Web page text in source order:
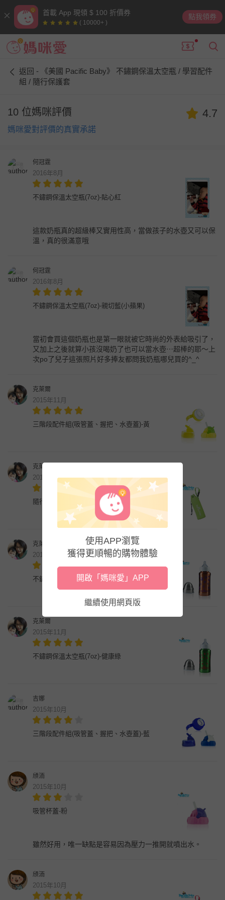
首載 App 現領 $ 100 折價券
( 10000+ )
點我領券
返回 - 《美國 Pacific Baby》 不鏽鋼保溫太空瓶 / 學習配件
組 / 隨行保護套
10 位媽咪評價
媽咪愛對評價的真實承諾
4.7
何冠霆
2016年8月
不鏽鋼保溫太空瓶(7oz)-貼心紅
這款奶瓶真的超級棒又實用性高，當做孩子的水壺又可以保
溫，真的很滿意哦
何冠霆
2016年8月
不鏽鋼保溫太空瓶(7oz)-親切藍(小蘋果)
當初會買這個奶瓶也是第一眼就被它時尚的外表給吸引了，
又加上之後就算小孩沒喝奶了也可以當水壺⋯超棒的耶～上
次po了兒子這張照片好多捧友都問我奶瓶哪兒買的^_^
克萊爾
2015年11月
三階段配件組(吸管蓋、握把、水壺蓋)-黃
克萊爾
2015年11月
隨行保護套-綠
克萊爾
2015年11月
不鏽鋼保溫太空瓶(7oz)-自信橘
克萊爾
2015年11月
不鏽鋼保溫太空瓶(7oz)-健康綠
吉娜
2015年10月
三階段配件組(吸管蓋、握把、水壺蓋)-藍
頎洏
2015年10月
吸管杯蓋-粉
雖然好用，唯一缺點是容易因為壓力一推開就噴出水。
頎洏
2015年10月
使用APP瀏覽
獲得更順暢的購物體驗
開啟「媽咪愛」APP
繼續使用網頁版